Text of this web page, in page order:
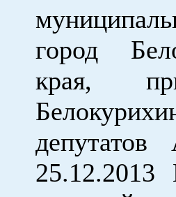
город
края,
депутатов